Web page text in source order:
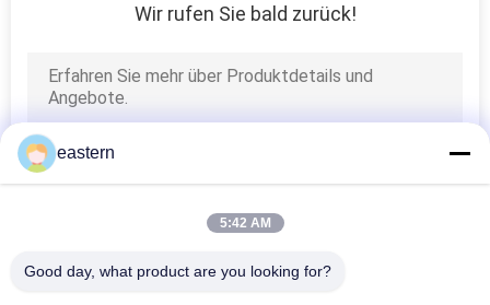
kleine Glasphiolen
Wir rufen Sie bald zurück!
eastern
5:42 AM
Good day, what product are you looking for?